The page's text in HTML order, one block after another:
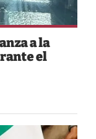
a la
el